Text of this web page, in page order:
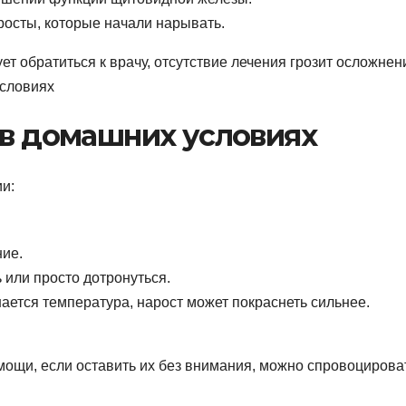
которые начали нарывать.
обратиться к врачу, отсутствие лечения грозит
домашних условиях
просто дотронуться.
температура, нарост может покраснеть сильнее.
если оставить их без внимания, можно